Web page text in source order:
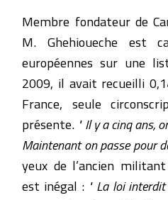
Membre fondateur de
M. Ghehioueche est
européennes sur une
2009, il avait recueilli
France, seule
présente. " Il y a cinq ans,
Maintenant on passe pour
yeux de l’ancien
est inégal : " La loi